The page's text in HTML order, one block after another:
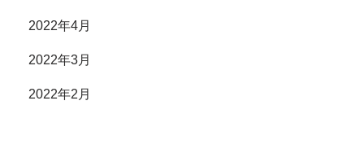
2022年4月
2022年3月
2022年2月